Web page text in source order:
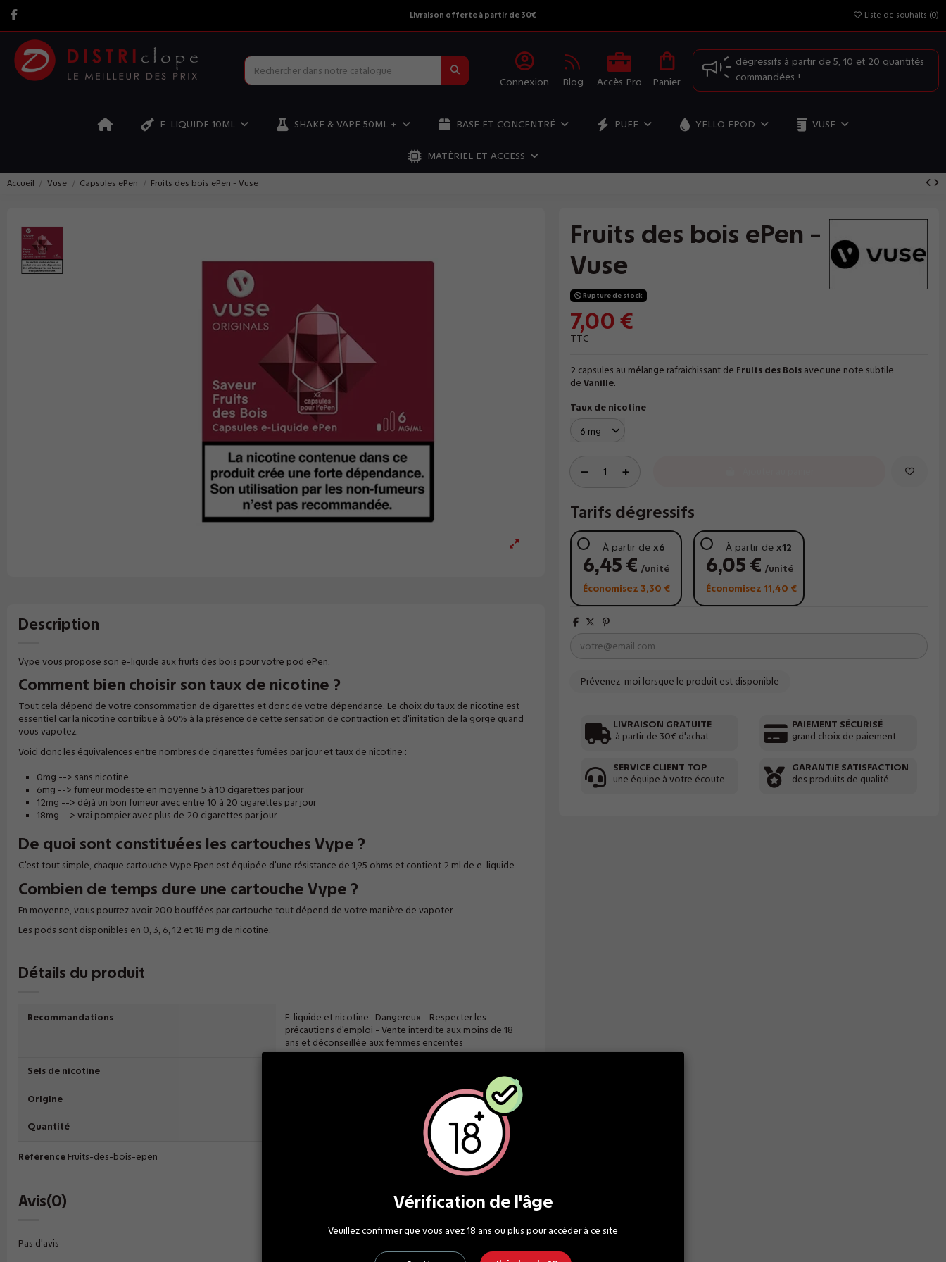
Livraison offerte à partir de 30€ Liste de souhaits (0)
Connexion Blog Accès Pro Panier
dégressifs à partir de 5, 10 et 20 quantités
commandées !
E-LIQUIDE 10ML SHAKE & VAPE 50ML + BASE ET CONCENTRÉ PUFF YELLO EPOD VUSE
MATÉRIEL ET ACCESS
Accueil Vuse Capsules ePen Fruits des bois ePen - Vuse
Description
Vype vous propose son e-liquide aux fruits des bois pour votre pod ePen.
Comment bien choisir son taux de nicotine ?
Tout cela dépend de votre consommation de cigarettes et donc de votre dépendance. Le choix du taux de nicotine est
essentiel car la nicotine contribue à 60% à la présence de cette sensation de contraction et d'irritation de la gorge quand
vous vapotez.
Voici donc les équivalences entre nombres de cigarettes fumées par jour et taux de nicotine :
0mg --> sans nicotine
6mg --> fumeur modeste en moyenne 5 à 10 cigarettes par jour
12mg --> déjà un bon fumeur avec entre 10 à 20 cigarettes par jour
18mg --> vrai pompier avec plus de 20 cigarettes par jour
De quoi sont constituées les cartouches Vype ?
C'est tout simple, chaque cartouche Vype Epen est équipée d'une résistance de 1,95 ohms et contient 2 ml de e-liquide.
Combien de temps dure une cartouche Vype ?
En moyenne, vous pourrez avoir 200 bouffées par cartouche tout dépend de votre manière de vapoter.
Les pods sont disponibles en 0, 3, 6, 12 et 18 mg de nicotine.
Détails du produit
Recommandations
E-liquide et nicotine : Dangereux - Respecter les
précautions d'emploi - Vente interdite aux moins de 18
ans et déconseillée aux femmes enceintes
Sels de nicotine
Origine
Quantité
Référence Fruits-des-bois-epen
Avis(0)
Pas d'avis
Fruits des bois ePen -
Vuse
Rupture de stock
7,00 €
TTC
2 capsules au mélange rafraichissant de Fruits des Bois avec une note subtile
de Vanille.
Taux de nicotine
Tarifs dégressifs
À partir de x6
6,45 € /unité
Économisez 3,30 €
À partir de x12
6,05 € /unité
Économisez 11,40 €
LIVRAISON GRATUITE
à partir de 30€ d'achat
SERVICE CLIENT TOP
une équipe à votre écoute
PAIEMENT SÉCURISÉ
grand choix de paiement
GARANTIE SATISFACTION
des produits de qualité
Vérification de l'âge
Veuillez confirmer que vous avez 18 ans ou plus pour accéder à ce site